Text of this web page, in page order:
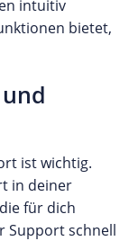
intuitiv
bietet,
ist wichtig.
in deiner
für dich
Support schnell